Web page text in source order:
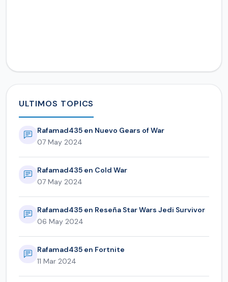
ULTIMOS TOPICS
Rafamad435 en Nuevo Gears of War
07 May 2024
Rafamad435 en Cold War
07 May 2024
Rafamad435 en Reseña Star Wars Jedi Survivor
06 May 2024
Rafamad435 en Fortnite
11 Mar 2024